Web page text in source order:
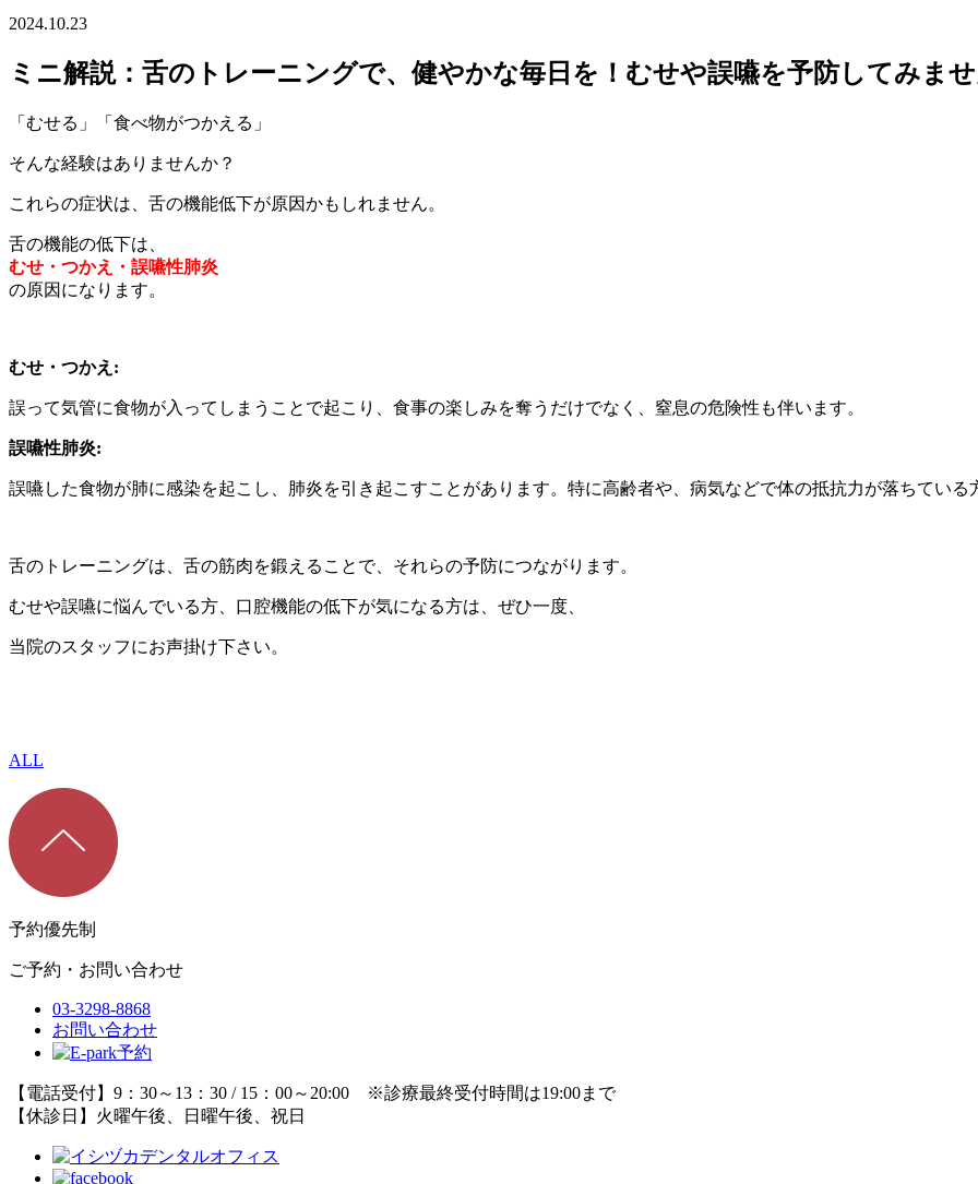
2024.10.23
ミニ解説：舌のトレーニングで、健やかな毎日を！むせや誤嚥を予防してみま
「むせる」「食べ物がつかえる」
そんな経験はありませんか？
これらの症状は、舌の機能低下が原因かもしれません。
舌の機能の低下は、
むせ・つかえ・誤嚥性肺炎
の原因になります。
むせ・つかえ:
誤って気管に食物が入ってしまうことで起こり、食事の楽しみを奪うだけでなく、窒息の危険性も伴います。
誤嚥性肺炎:
誤嚥した食物が肺に感染を起こし、肺炎を引き起こすことがあります。特に高齢者や、病気などで体の抵抗力が落ちている
舌のトレーニングは、舌の筋肉を鍛えることで、それらの予防につながります。
むせや誤嚥に悩んでいる方、口腔機能の低下が気になる方は、ぜひ一度、
当院のスタッフにお声掛け下さい。
ALL
予約優先制
ご予約・お問い合わせ
03-3298-8868
お問い合わせ
【電話受付】9：30～13：30 / 15：00～20:00 ※診療最終受付時間は19:00まで
【休診日】火曜午後、日曜午後、祝日